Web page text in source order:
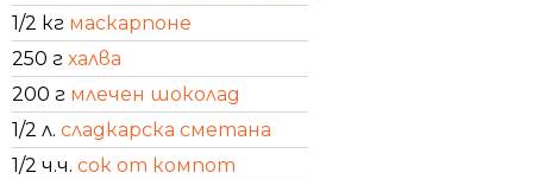
1/2 кг маскарпоне
250 г халва
200 г млечен шоколад
1/2 л. сладкарска сметана
1/2 ч.ч. сок от компот